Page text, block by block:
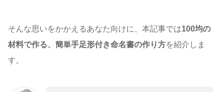
そんな思いをかかえるあなた向けに、本記事では100均の
材料で作る、簡単手足形付き命名書の作り方を紹介しま
す。